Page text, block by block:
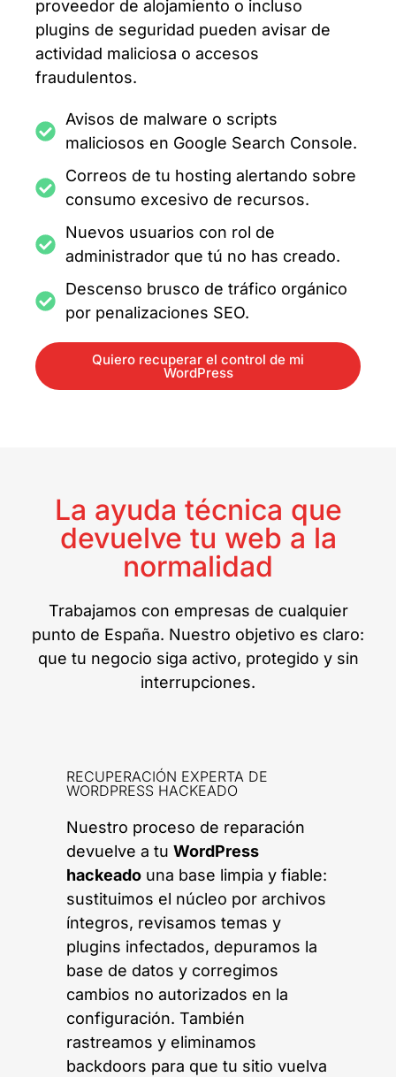
proveedor de alojamiento o incluso
plugins de seguridad pueden avisar de
actividad maliciosa o accesos
fraudulentos.
Avisos de malware o scripts
maliciosos en Google Search Console.
Correos de tu hosting alertando sobre
consumo excesivo de recursos.
Nuevos usuarios con rol de
administrador que tú no has creado.
Descenso brusco de tráfico orgánico
por penalizaciones SEO.
Quiero recuperar el control de mi
WordPress
La ayuda técnica que
devuelve tu web a la
normalidad
Trabajamos con empresas de cualquier
punto de España. Nuestro objetivo es claro:
que tu negocio siga activo, protegido y sin
interrupciones.
RECUPERACIÓN EXPERTA DE
WORDPRESS HACKEADO
Nuestro proceso de reparación
devuelve a tu WordPress
hackeado una base limpia y fiable:
sustituimos el núcleo por archivos
íntegros, revisamos temas y
plugins infectados, depuramos la
base de datos y corregimos
cambios no autorizados en la
configuración. También
rastreamos y eliminamos
backdoors para que tu sitio vuelva